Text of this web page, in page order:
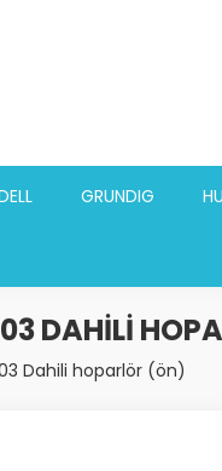
GRUNDIG
DAHILI
Dahili hoparlör (ön)